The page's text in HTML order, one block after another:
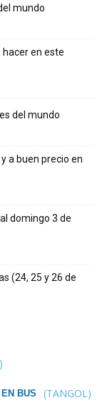
mundo
hacer en este
del mundo
a buen precio en
domingo 3 de
(24, 25 y 26 de
BUS (TANGOL)